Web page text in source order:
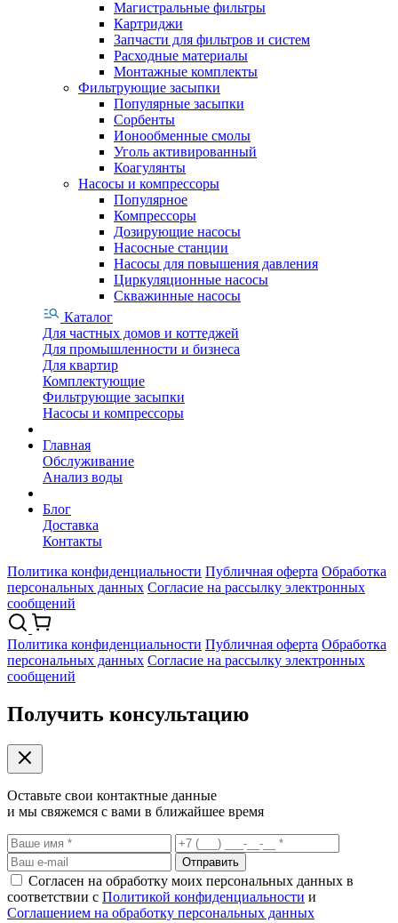
Магистральные фильтры
Картриджи
Запчасти для фильтров и систем
Расходные материалы
Монтажные комплекты
Фильтрующие засыпки
Популярные засыпки
Сорбенты
Ионообменные смолы
Уголь активированный
Коагулянты
Насосы и компрессоры
Популярное
Компрессоры
Дозирующие насосы
Насосные станции
Насосы для повышения давления
Циркуляционные насосы
Скважинные насосы
Каталог
Для частных домов и коттеджей
Для промышленности и бизнеса
Для квартир
Комплектующие
Фильтрующие засыпки
Насосы и компрессоры
Главная
Обслуживание
Анализ воды
Блог
Доставка
Контакты
Политика конфиденциальности Публичная оферта Обработка
персональных данных Согласие на рассылку электронных
сообщений
Политика конфиденциальности Публичная оферта Обработка
персональных данных Согласие на рассылку электронных
сообщений
Получить консультацию
Оставьте свои контактные данные
и мы свяжемся с вами в ближайшее время
Отправить
Согласен на обработку моих персональных данных в
соответствии с Политикой конфиденциальности и
Соглашением на обработку персональных данных